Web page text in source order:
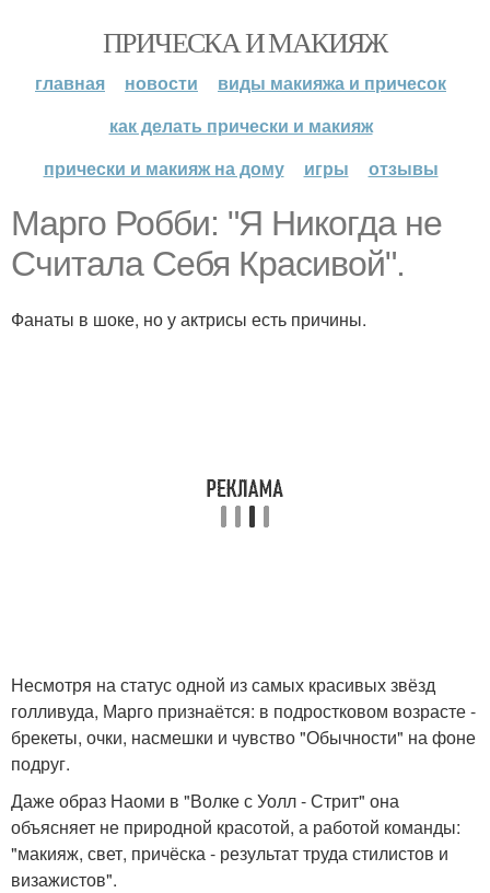
ПРИЧЕСКА И МАКИЯЖ
главная новости
виды макияжа и причесок
как делать прически и макияж
прически и макияж на дому
игры отзывы
Марго Робби: "Я Никогда не
Считала Себя Красивой".
Фанаты в шоке, но у актрисы есть причины.
Несмотря на статус одной из самых красивых звёзд
голливуда, Марго признаётся: в подростковом возрасте -
брекеты, очки, насмешки и чувство "Обычности" на фоне
подруг.
Даже образ Наоми в "Волке с Уолл - Стрит" она
объясняет не природной красотой, а работой команды:
"макияж, свет, причёска - результат труда стилистов и
визажистов".